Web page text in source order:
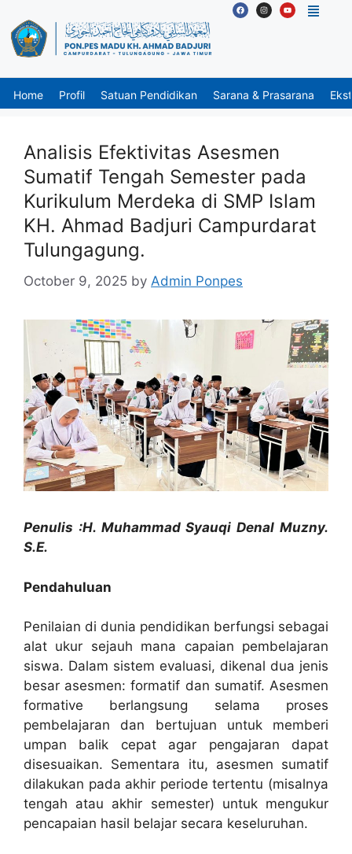
Home Profil Satuan Pendidikan Sarana & Prasarana
Analisis Efektivitas Asesmen
Sumatif Tengah Semester pada
Kurikulum Merdeka di SMP Islam
KH. Ahmad Badjuri Campurdarat
Tulungagung.
October 9, 2025 by Admin Ponpes
Penulis :H. Muhammad Syauqi Denal Muzny.
S.E.
Pendahuluan
Penilaian di dunia pendidikan berfungsi sebagai
alat ukur sejauh mana capaian pembelajaran
siswa. Dalam sistem evaluasi, dikenal dua jenis
besar asesmen: formatif dan sumatif. Asesmen
formative berlangsung selama proses
pembelajaran dan bertujuan untuk memberi
umpan balik cepat agar pengajaran dapat
disesuaikan. Sementara itu, asesmen sumatif
dilakukan pada akhir periode tertentu (misalnya
tengah atau akhir semester) untuk mengukur
pencapaian hasil belajar secara keseluruhan.